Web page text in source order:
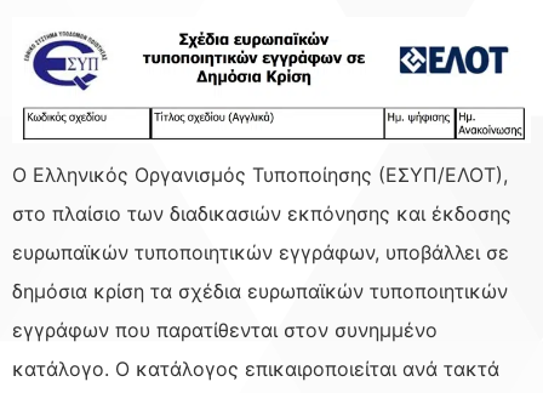
Ο Ελληνικός Οργανισμός Τυποποίησης (ΕΣΥΠ/ΕΛΟΤ),
στο πλαίσιο των διαδικασιών εκπόνησης και έκδοσης
ευρωπαϊκών τυποποιητικών εγγράφων, υποβάλλει σε
δημόσια κρίση τα σχέδια ευρωπαϊκών τυποποιητικών
εγγράφων που παρατίθενται στον συνημμένο
κατάλογο. Ο κατάλογος επικαιροποιείται ανά τακτά